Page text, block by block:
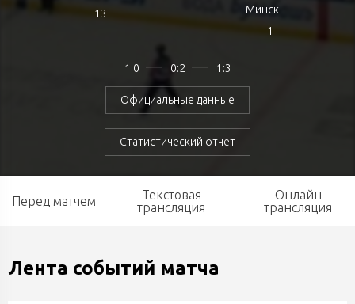
13
1:0 0:2 1:3
Официальные данные
Статистический отчет
Минск
1
Перед матчем
Текстовая
трансляция
Онлайн
трансляция
Лента событий матча